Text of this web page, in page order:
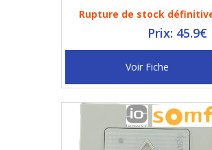
Rupture de stock
Prix: 45.9€
Voir Fiche